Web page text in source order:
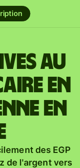
au
en
en
des EGP
de l'argent vers